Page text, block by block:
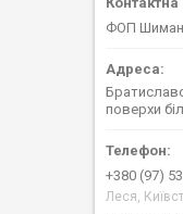
ФОП Шиман
поверхи
+380 (97)
Леся,